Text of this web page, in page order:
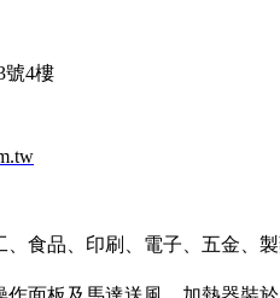
號4樓
、食品、印刷、電子、五金、